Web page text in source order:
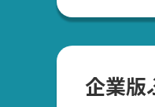
企業版